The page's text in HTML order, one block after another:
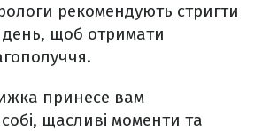
рекомендують стригти
день, щоб отримати
принесе вам
щасливі моменти та